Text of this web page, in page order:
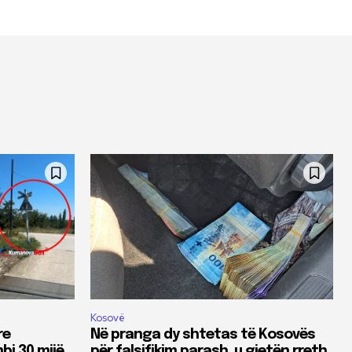
Kosovë
Në pranga dy shtetas të Kosovës